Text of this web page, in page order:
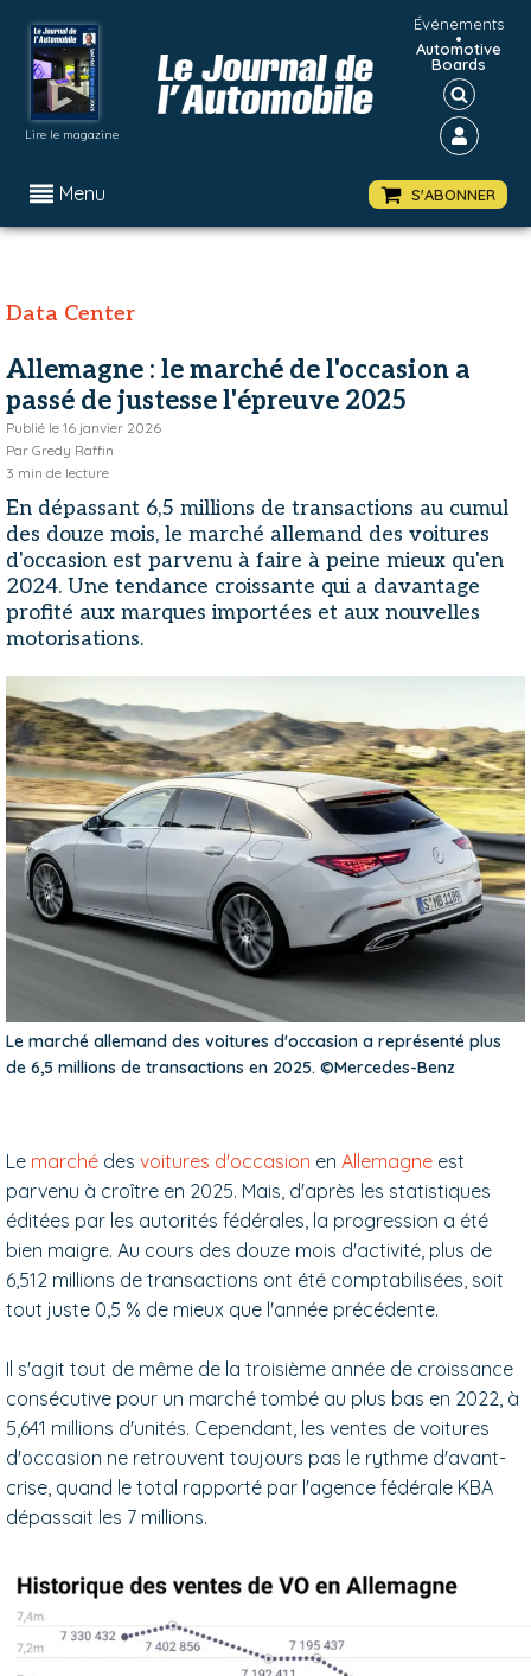
Lire le magazine
Événements
•
Automotive
Boards
Menu S'ABONNER
Data Center
Allemagne : le marché de l'occasion a
passé de justesse l'épreuve 2025
Publié le 16 janvier 2026
Par Gredy Raffin
3 min de lecture
En dépassant 6,5 millions de transactions au cumul
des douze mois, le marché allemand des voitures
d'occasion est parvenu à faire à peine mieux qu'en
2024. Une tendance croissante qui a davantage
profité aux marques importées et aux nouvelles
motorisations.
Le marché allemand des voitures d'occasion a représenté plus
de 6,5 millions de transactions en 2025. ©Mercedes-Benz
Le marché des voitures d'occasion en Allemagne est
parvenu à croître en 2025. Mais, d'après les statistiques
éditées par les autorités fédérales, la progression a été
bien maigre. Au cours des douze mois d'activité, plus de
6,512 millions de transactions ont été comptabilisées, soit
tout juste 0,5 % de mieux que l'année précédente.
Il s'agit tout de même de la troisième année de croissance
consécutive pour un marché tombé au plus bas en 2022, à
5,641 millions d'unités. Cependant, les ventes de voitures
d'occasion ne retrouvent toujours pas le rythme d'avant-
crise, quand le total rapporté par l'agence fédérale KBA
dépassait les 7 millions.